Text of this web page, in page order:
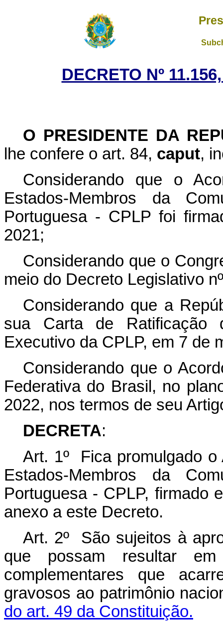
DECRETO Nº
O PRESIDENTE DA
lhe confere o art. 84, caput,
Considerando que o
Estados-Membros da
Portuguesa - CPLP foi
2021;
Considerando que o
meio do Decreto Legislativo
Considerando que a
sua Carta de Ratificação
Executivo da CPLP, em 7 de
Considerando que o
Federativa do Brasil, no
2022, nos termos de seu
DECRETA:
Art. 1º Fica promulgado
Estados-Membros da
Portuguesa - CPLP, firmado
anexo a este Decreto.
Art. 2º São sujeitos à
que possam resultar
complementares que
gravosos ao patrimônio
do art. 49 da Constituição.